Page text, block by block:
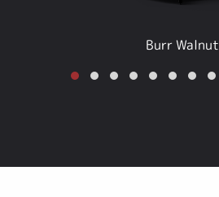
Burr Walnut